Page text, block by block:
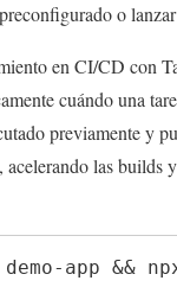
o
en CI/CD con
cuándo una
previamente y
acelerando las builds
app &&